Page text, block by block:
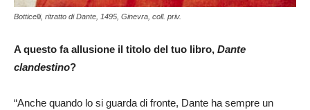
Botticelli, ritratto di Dante, 1495, Ginevra, coll. priv.
A questo fa allusione il titolo del tuo libro, Dante
clandestino?
“Anche quando lo si guarda di fronte, Dante ha sempre un